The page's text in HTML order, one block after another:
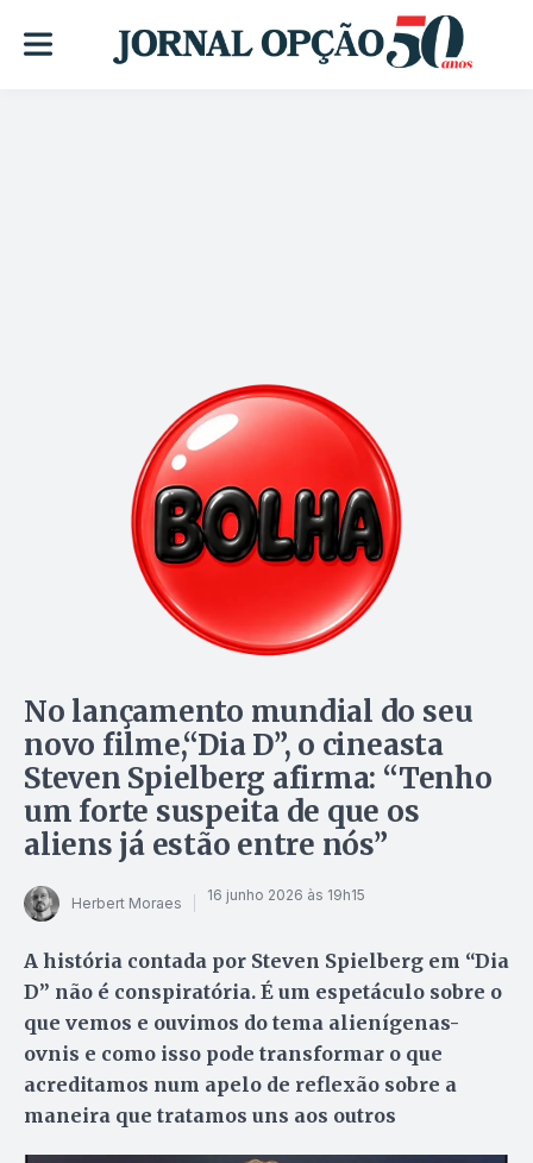
No lançamento mundial do seu
novo filme,“Dia D”, o cineasta
Steven Spielberg afirma: “Tenho
um forte suspeita de que os
aliens já estão entre nós”
Herbert Moraes 16 junho 2026 às 19h15
A história contada por Steven Spielberg em “Dia
D” não é conspiratória. É um espetáculo sobre o
que vemos e ouvimos do tema alienígenas-
ovnis e como isso pode transformar o que
acreditamos num apelo de reflexão sobre a
maneira que tratamos uns aos outros